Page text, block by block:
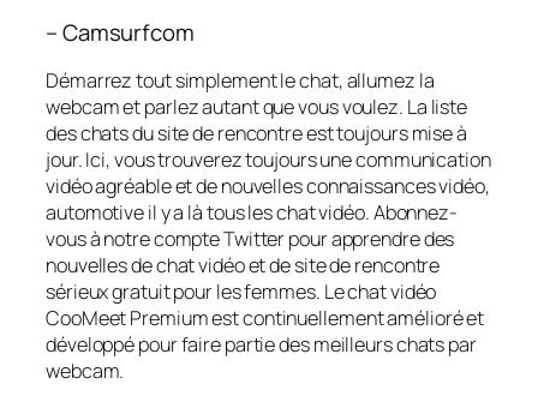
– Camsurfcom
Démarrez tout simplement le chat, allumez la
webcam et parlez autant que vous voulez. La liste
des chats du site de rencontre est toujours mise à
jour. Ici, vous trouverez toujours une communication
vidéo agréable et de nouvelles connaissances vidéo,
automotive il y a là tous les chat vidéo. Abonnez-
vous à notre compte Twitter pour apprendre des
nouvelles de chat vidéo et de site de rencontre
sérieux gratuit pour les femmes. Le chat vidéo
CooMeet Premium est continuellement amélioré et
développé pour faire partie des meilleurs chats par
webcam.